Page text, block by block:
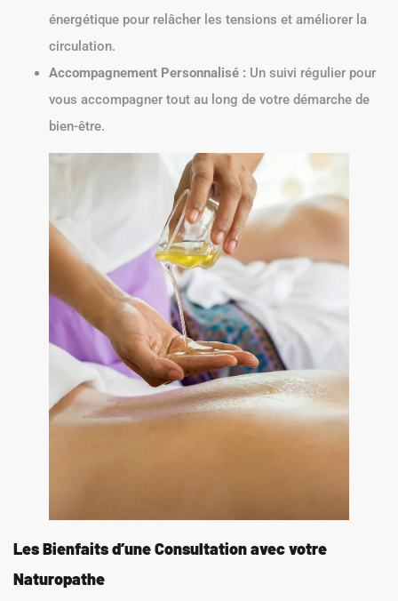
énergétique pour relâcher les tensions et améliorer la
circulation.
Accompagnement Personnalisé : Un suivi régulier pour
vous accompagner tout au long de votre démarche de
bien-être.
Les Bienfaits d’une Consultation avec votre
Naturopathe